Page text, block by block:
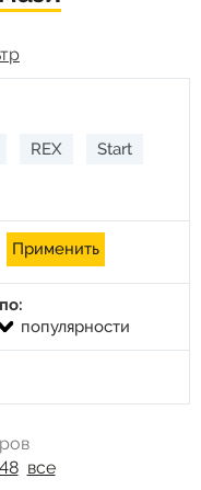
REX Start
популярности
48 все